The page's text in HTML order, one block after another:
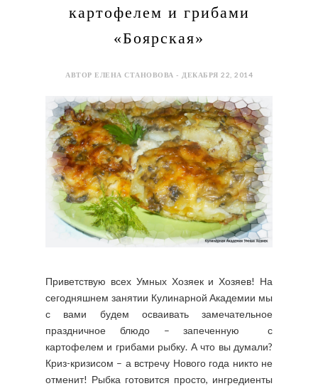
картофелем и грибами
«Боярская»
АВТОР ЕЛЕНА СТАНОВОВА - ДЕКАБРЯ 22, 2014
Приветствую всех Умных Хозяек и Хозяев! На
сегодняшнем занятии Кулинарной Академии мы
с вами будем осваивать замечательное
праздничное блюдо – запеченную с
картофелем и грибами рыбку. А что вы думали?
Криз-кризисом – а встречу Нового года никто не
отменит! Рыбка готовится просто, ингредиенты